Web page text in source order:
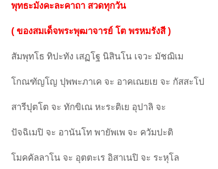
พุทธะมังคะละคาถา สวดทุกวัน
( ของสมเด็จพระพุฒาจารย์ โต พรหมรังสี )
สัมพุทโธ ทิปะทัง เสฏโฐ นิสินโน เจวะ มัชฌิเม
โกณฑัญโญ ปุพพะภาเค จะ อาคเณยเย จะ กัสสะโป
สารีปุตโต จะ ทักขิเณ หะระติเย อุปาลิ จะ
ปัจฉิเมปิ จะ อานันโท พายัพเพ จะ ควัมปะติ
โมคคัลลาโน จะ อุตตะเร อิสาเนปิ จะ ระหุโล